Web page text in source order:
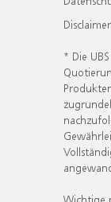
* Die